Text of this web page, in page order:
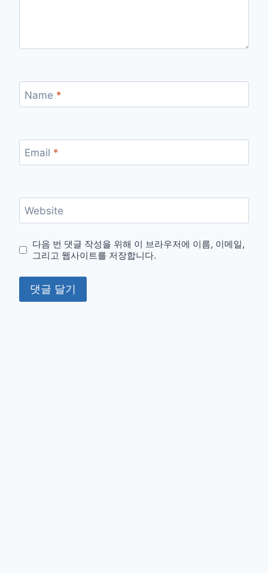
Name *
Email *
Website
다음 번 댓글 작성을 위해 이 브라우저에 이름, 이메일,
그리고 웹사이트를 저장합니다.